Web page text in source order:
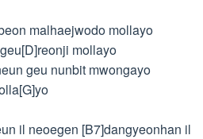
malhaejwodo mollayo
mollayo
geu nunbit mwongayo
il neoegen [B7]dangyeonhan il